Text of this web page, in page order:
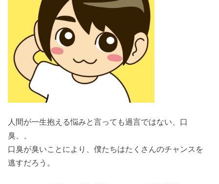
人間が一生抱える悩みと言っても過言ではない、口
臭、、
口臭が臭いことにより、僕たちはたくさんのチャンスを
逃すだろう。